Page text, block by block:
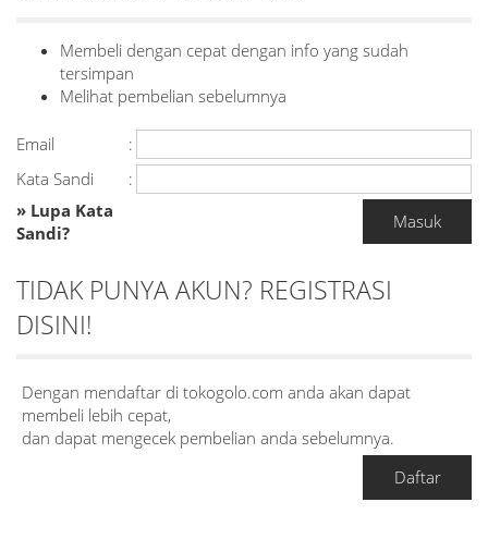
Membeli dengan cepat dengan info yang sudah
tersimpan
Melihat pembelian sebelumnya
Email
:
Kata Sandi
:
» Lupa Kata
Sandi?
TIDAK PUNYA AKUN? REGISTRASI
DISINI!
Dengan mendaftar di tokogolo.com anda akan dapat
membeli lebih cepat,
dan dapat mengecek pembelian anda sebelumnya.